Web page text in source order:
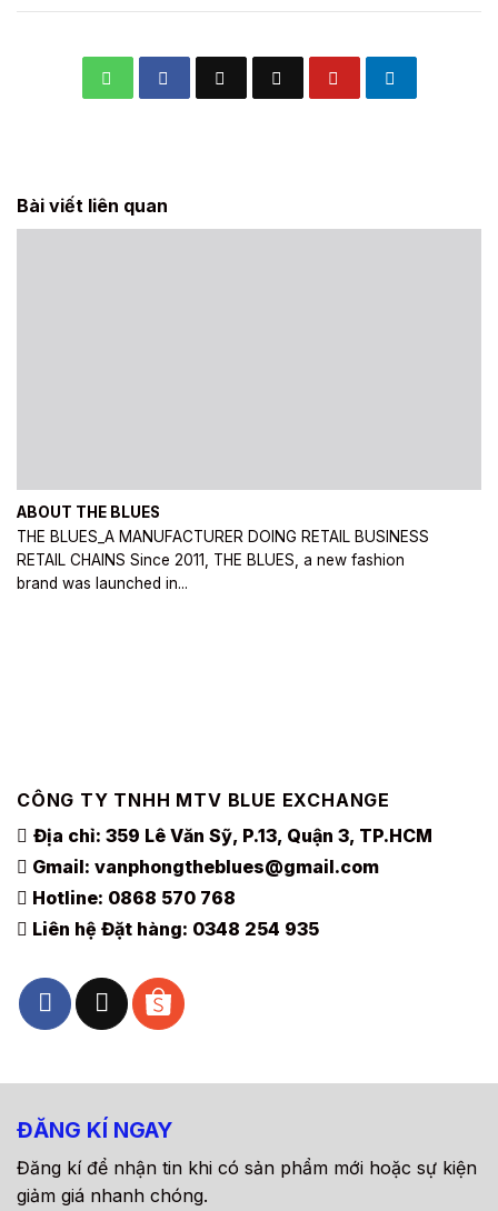
Bài viết liên quan
ABOUT THE BLUES
THE BLUES_A MANUFACTURER DOING RETAIL BUSINESS
RETAIL CHAINS Since 2011, THE BLUES, a new fashion
brand was launched in...
CÔNG TY TNHH MTV BLUE EXCHANGE
Địa chỉ: 359 Lê Văn Sỹ, P.13, Quận 3, TP.HCM
Gmail: vanphongtheblues@gmail.com
Hotline: 0868 570 768
Liên hệ Đặt hàng: 0348 254 935
ĐĂNG KÍ NGAY
Đăng kí để nhận tin khi có sản phẩm mới hoặc sự kiện
giảm giá nhanh chóng.